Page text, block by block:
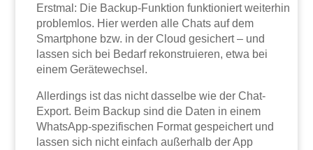
Erstmal: Die Backup-Funktion funktioniert weiterhin
problemlos. Hier werden alle Chats auf dem
Smartphone bzw. in der Cloud gesichert – und
lassen sich bei Bedarf rekonstruieren, etwa bei
einem Gerätewechsel.
Allerdings ist das nicht dasselbe wie der Chat-
Export. Beim Backup sind die Daten in einem
WhatsApp-spezifischen Format gespeichert und
lassen sich nicht einfach außerhalb der App